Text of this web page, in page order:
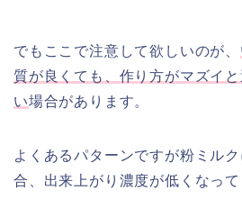
でもここで注意して欲しいのが、
質が良くても、作り方がマズイ
い場合があります。
よくあるパターンですが粉ミル
合、出来上がり濃度が低くなって